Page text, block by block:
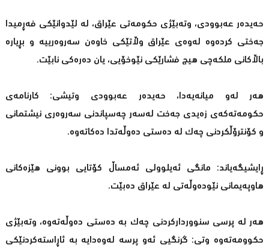
حەیدەر عەبوودی، وتەبێژی حكومەتی عێراق، لە لێدوانێكی فەڕمیدا
جەختی كردەوە لەوەی عێراق وڵاتێكی خاوەن سەروەرییە و بڕیارە
باڵاكانی ملكەچی هیچ فشارێكی نێوخۆیی، یان دەرەكی نابێت.
هەر لەو میانەیەدا، حەیدەر عەبوودی وتیشی: كارنامەی
حكومەتەكەی زەیدی جەخت لەسەر چەسپاندنی سەروەری نیشتمانی
و كۆنترۆڵكردنی چەك لە دەستی دەوڵەتدا دەكاتەوە.
ڕایشیگەیاند: مانگی ئەیلوولی ئەمساڵ كۆتایی بوونی هێزەكانی
هاوپەیمانی نێودەوڵەتی لە عێراق دەبێت.
هەر لە پرسی سنوورداركردنی چەك بە دەستی دەوڵەتەوە، وتەبێژی
حكوومەتەوە وتی: گرنگیی ئەو پرسە لەوەدایە بە ئاڕاستەكردنێكی